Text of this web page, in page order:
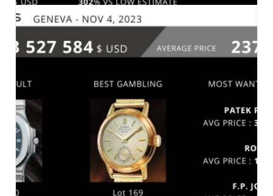
MARCHÉ-2023